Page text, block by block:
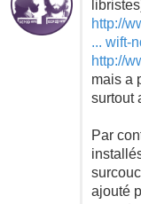
http://
... wift-
http://
mais a
surtout
Par
ajouté